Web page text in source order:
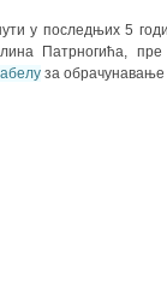
у последњих 5
Патрногића,
за обрачунавање